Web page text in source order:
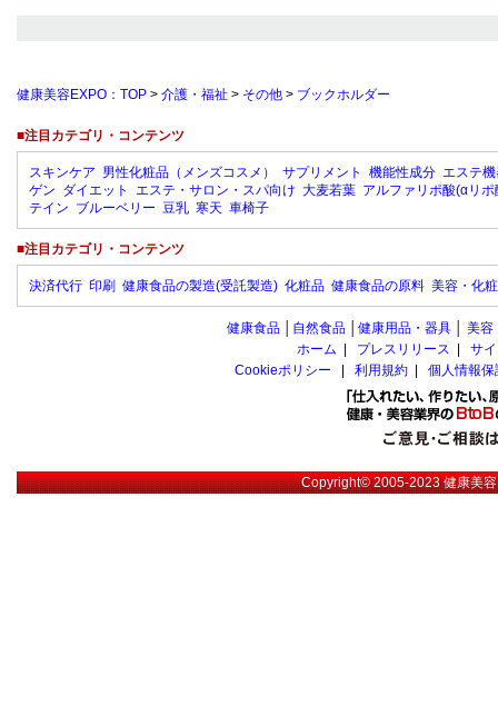
健康美容EXPO：TOP > 介護・福祉 > その他 > ブックホルダー
■注目カテゴリ・コンテンツ
スキンケア 男性化粧品（メンズコスメ） サプリメント 機能性成分 エステ
ゲン ダイエット エステ・サロン・スパ向け 大麦若葉 アルファリポ酸(αリポ
テイン ブルーベリー 豆乳 寒天 車椅子
■注目カテゴリ・コンテンツ
決済代行 印刷 健康食品の製造(受託製造) 化粧品 健康食品の原料 美容・化
健康食品 自然食品 健康用品・器具 美容
ホーム
プレスリリース
サ
Cookieポリシー
利用規約 個人情報
Copyright© 2005-2023健康美